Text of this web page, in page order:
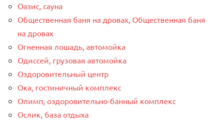
Оазис, сауна
Общественная баня на дровах, Общественная баня
на дровах
Огненная лошадь, автомойка
Одиссей, грузовая автомойка
Оздоровительный центр
Ока, гостиничный комплекс
Олимп, оздоровительно-банный комплекс
Ослик, база отдыха